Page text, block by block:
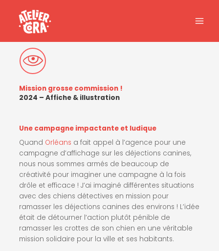
contenu
Mission grosse commission !
2024 – Affiche & illustration
Une campagne impactante et ludique
Quand Orléans a fait appel à l’agence pour une
campagne d’affichage sur les déjections canines,
nous nous sommes armés de beaucoup de
créativité pour imaginer une campagne à la fois
drôle et efficace ! J’ai imaginé différentes situations
avec des chiens détectives en mission pour
ramasser les déjections canines des environs ! L’idée
était de détourner l’action plutôt pénible de
ramasser les crottes de son chien en une véritable
mission solidaire pour la ville et ses habitants.